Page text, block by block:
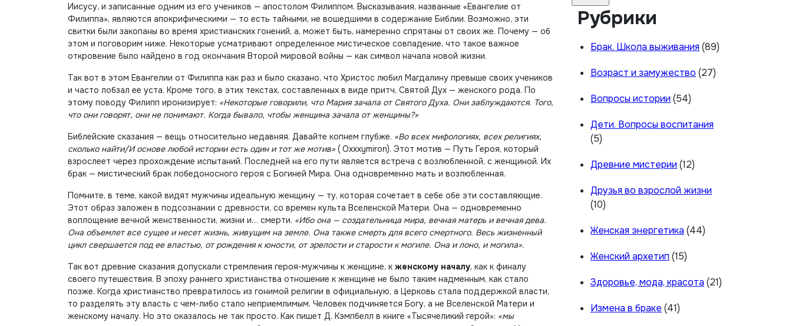
Иисусу, и записанные одним из его учеников — апостолом Филиппом. Высказывания, названные «Евангелие от
Филиппа», являются апокрифическими — то есть тайными, не вошедшими в содержание Библии. Возможно, эти
свитки были закопаны во время христианских гонений, а, может быть, намеренно спрятаны от своих же. Почему — об
этом и поговорим ниже. Некоторые усматривают определенное мистическое совпадение, что такое важное
откровение было найдено в год окончания Второй мировой войны — как символ начала новой жизни.
Так вот в этом Евангелии от Филиппа как раз и было сказано, что Христос любил Магдалину превыше своих учеников
и часто лобзал ее уста. Кроме того, в этих текстах, составленных в виде притч, Святой Дух — женского рода. По
этому поводу Филипп иронизирует: «Некоторые говорили, что Мария зачала от Святого Духа. Они заблуждаются. Того,
что они говорят, они не понимают. Когда бывало, чтобы женщина зачала от женщины?»
Библейские сказания — вещь относительно недавняя. Давайте копнем глубже. «Во всех мифологиях, всех религиях,
сколько найти/И основе любой истории есть один и тот же мотив» ( Oxxxymiron). Этот мотив — Путь Героя, который
взрослеет через прохождение испытаний. Последней на его пути является встреча с возлюбленной, с женщиной. Их
брак — мистический брак победоносного героя с Богиней Мира. Она одновременно мать и возлюбленная.
Помните, в теме, какой видят мужчины идеальную женщину — ту, которая сочетает в себе обе эти составляющие.
Этот образ заложен в подсознании с древности, со времен культа Вселенской Матери. Она — одновременно
воплощение вечной женственности, жизни и… смерти. «Ибо она — создательница мира, вечная матерь и вечная дева.
Она объемлет все сущее и несет жизнь, живущим на земле. Она также смерть для всего смертного. Весь жизненный
цикл свершается под ее властью, от рождения к юности, от зрелости и старости к могиле. Она и лоно, и могила».
Так вот древние сказания допускали стремления героя-мужчины к женщине, к женскому началу, как к финалу
своего путешествия. В эпоху раннего христианства отношение к женщине не было таким надменным, как стало
позже. Когда христианство превратилось из гонимой религии в официальную, а Церковь стала поддержкой власти,
то разделять эту власть с чем-либо стало неприемлимым. Человек подчиняется Богу, а не Вселенской Матери и
женскому началу. Но это оказалось не так просто. Как пишет Д. Кэмпбелл в книге «Тысячеликий герой»: «мы
Рубрики
Брак. Школа выживания (89)
Возраст и замужество (27)
Вопросы истории (54)
Дети. Вопросы воспитания
(5)
Древние мистерии (12)
Друзья во взрослой жизни
(10)
Женская энергетика (44)
Женский архетип (15)
Здоровье, мода, красота (21)
Измена в браке (41)